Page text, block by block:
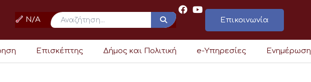
N/A Επικοινωνία
Επισκέπτης Δήμος και Πολιτική e-Υπηρεσίες Ενημέρωση